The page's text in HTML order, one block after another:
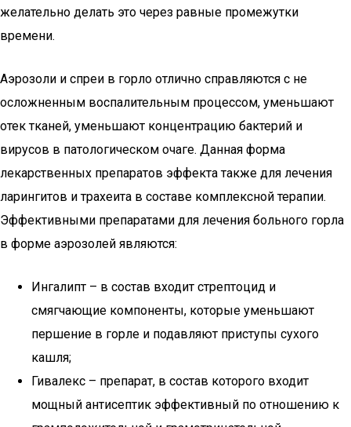
желательно делать это через равные промежутки
времени.
Аэрозоли и спреи в горло отлично справляются с не
осложненным воспалительным процессом, уменьшают
отек тканей, уменьшают концентрацию бактерий и
вирусов в патологическом очаге. Данная форма
лекарственных препаратов эффекта также для лечения
ларингитов и трахеита в составе комплексной терапии.
Эффективными препаратами для лечения больного горла
в форме аэрозолей являются:
Ингалипт – в состав входит стрептоцид и
смягчающие компоненты, которые уменьшают
першение в горле и подавляют приступы сухого
кашля;
Гивалекс – препарат, в состав которого входит
мощный антисептик эффективный по отношению к